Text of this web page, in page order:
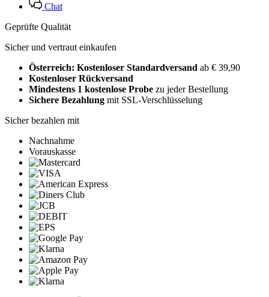
Chat
Geprüfte Qualität
Sicher und vertraut einkaufen
Österreich: Kostenloser Standardversand ab € 39,90
Kostenloser Rückversand
Mindestens 1 kostenlose Probe zu jeder Bestellung
Sichere Bezahlung mit SSL-Verschlüsselung
Sicher bezahlen mit
Nachnahme
Vorauskasse